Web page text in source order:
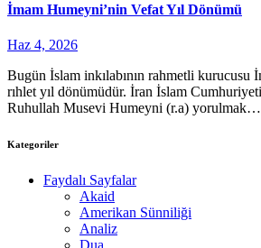
İmam Humeyni’nin Vefat Yıl Dönümü
Haz 4, 2026
Bugün İslam inkılabının rahmetli kurucusu
rıhlet yıl dönümüdür. İran İslam
Ruhullah Musevi Humeyni (r.a) yorulmak…
Kategoriler
Faydalı Sayfalar
Akaid
Amerikan Sünniliği
Analiz